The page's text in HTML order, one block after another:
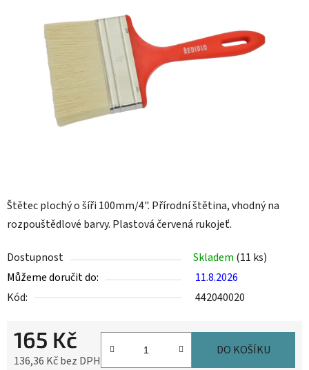
Štětec plochý o šíři 100mm/4". Přírodní štětina, vhodný na
rozpouštědlové barvy. Plastová červená rukojeť.
Dostupnost Skladem (11 ks)
Můžeme doručit do:
11.8.2026
Kód:
442040020
165 Kč
136,36 Kč bez DPH
DO KOŠÍKU
hvězdiček.